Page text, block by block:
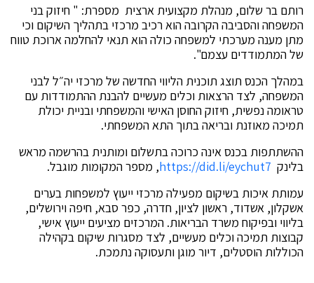
רותם בר שלום, מנהלת מקצועית ארצית מספרת: " חיזוק בני
המשפחה והסביבה הקרובה הוא רכיב מרכזי בתהליך השיקום וכי
מתן מענה מערכתי למשפחה כולה הוא תנאי להחלמה ארוכת טווח
של המתמודדים עצמם".
במהלך הכנס תוצג תוכנית הליווי החדשה של מרכזי יה״ל לבני
המשפחה, לצד הרצאות וכלים מעשיים להבנת ההתמודדות עם
טראומה נפשית, חיזוק החוסן האישי והמשפחתי ובניית יכולת
תמיכה מאוזנת ובריאה בתוך התא המשפחתי.
ההשתתפות בכנס אינה כרוכה בתשלום ומותנית בהרשמה מראש
בלינק https://did.li/eychut7, מספר המקומות מוגבל.
עמותת איכות בשיקום מפעילה מרכזי ייעוץ למשפחות בערים
אשקלון, אשדוד, ראשון לציון, חדרה, כפר סבא, חיפה וירושלים,
בליווי ובפיקוח משרד הבריאות. המרכזים מציעים ייעוץ אישי,
קבוצות תמיכה וכלים מעשיים, לצד מסגרות שיקום בקהילה
הכוללות הוסטלים, דיור מוגן ותעסוקה נתמכת.